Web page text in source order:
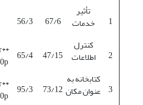
1
تأثیر
خدمات 67/6
56/3
2
کنترل
اطلاعات 47/15
65/4
**22/0r=
3
کتابخانه به
عنوان مکان73/12
95/3
**32/0r=